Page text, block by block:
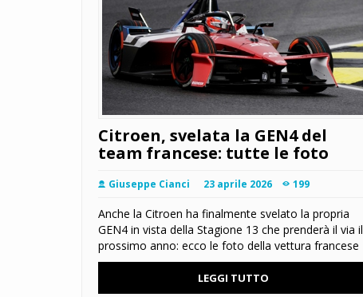
Citroen, svelata la GEN4 del
team francese: tutte le foto
Giuseppe Cianci 23 aprile 2026 199
Anche la Citroen ha finalmente svelato la propria
GEN4 in vista della Stagione 13 che prenderà il via il
prossimo anno: ecco le foto della vettura francese
LEGGI TUTTO